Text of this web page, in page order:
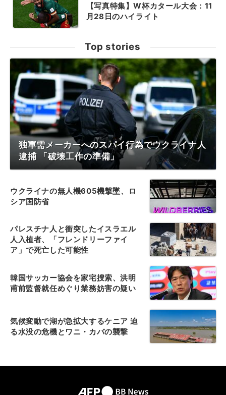
【写真特集】W杯カタール大会：11
月28日のハイライト
Top stories
独軍需メーカーへのスパイ行為でウクライナ人
逮捕 「破壊工作の準備」
ウクライナの無人機605機撃墜、ロ
シア国防省
パレスチナ人と衝突したイスラエル
人入植者、「フレンドリーファイ
ア」で死亡した可能性
韓国サッカー協会を家宅捜索、洪明
甫前監督就任めぐり業務妨害の疑い
気候変動で湖が急拡大するケニア 迫
る水没の危機とワニ・カバの襲撃